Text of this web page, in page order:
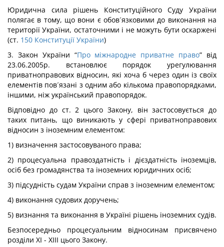
Юридична сила рішень Конституційного Суду України
полягає в тому, що вони є обов´язковими до виконання на
території України, остаточними і не можуть бути оскаржені
(ст. 150 Конституції України)
3. Закон України “Про міжнародне приватне право” від
23.06.2005р. встановлює порядок урегулювання
приватноправових відносин, які хоча б через один із своїх
елементів пов´язані з одним або кількома правопорядками,
іншими, ніж український правопорядок.
Відповідно до ст. 2 цього Закону, він застосовується до
таких питань, що виникають у сфері приватноправових
відносин з іноземним елементом:
1) визначення застосовуваного права;
2) процесуальна правоздатність і дієздатність іноземців,
осіб без громадянства та іноземних юридичних осіб;
3) підсудність судам України справ з іноземним елементом;
4) виконання судових доручень;
5) визнання та виконання в Україні рішень іноземних судів.
Безпосередньо процесуальним відносинам присвячено
розділи ХІ - ХІІІ цього Закону.